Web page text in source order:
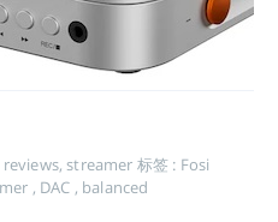
reviews,streamer 标签 : Fosi
, DAC , balanced